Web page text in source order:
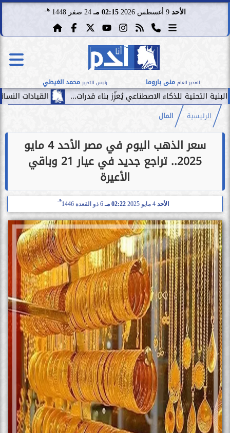
الأحد 9 أغسطس 2026 02:15 مـ 24 صفر 1448 هـ
المدير العام منى باروما رئيس التحرير محمد الغيطي
القيادات النسائية تحقق رقمًا قياسيًّا في أكبر 500 الاصطناعي يُعزِّز بناء قدرات...
الرئيسية المال
سعر الذهب اليوم في مصر الأحد 4 مايو
2025.. تراجع جديد في عيار 21 وباقي
الأعيرة
الأحد 4 مايو 2025 02:22 مـ 6 ذو القعدة 1446
هـ